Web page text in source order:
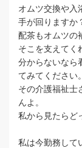
オムツ交換や入
手が回りますか
配茶もオムツの
そこを支えてく
分からないなら
てみてください。
その介護福祉士
んよ。
私から見たらど
私は今勤務して